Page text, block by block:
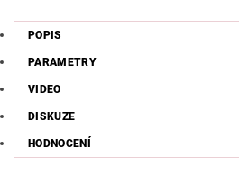
POPIS
PARAMETRY
VIDEO
DISKUZE
HODNOCENÍ